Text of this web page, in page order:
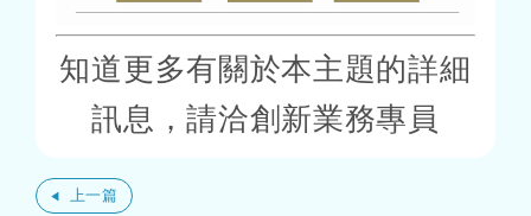
知道更多有關於本主題的詳細
訊息，請洽創新業務專員
上一篇